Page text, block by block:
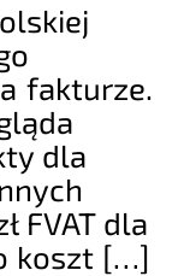
fakturze.
dla
FVAT dla
koszt […]